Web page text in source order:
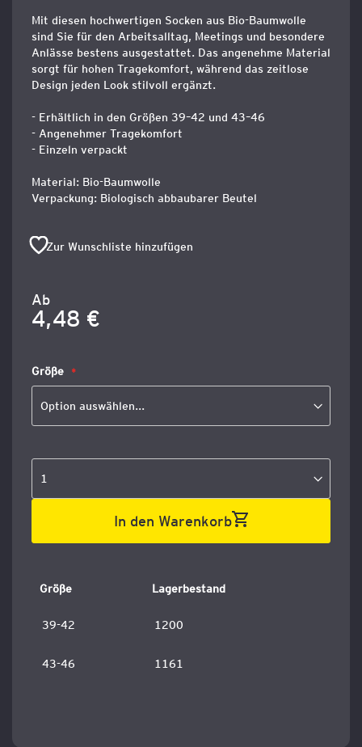
Mit diesen hochwertigen Socken aus Bio-Baumwolle
sind Sie für den Arbeitsalltag, Meetings und besondere
Anlässe bestens ausgestattet. Das angenehme Material
sorgt für hohen Tragekomfort, während das zeitlose
Design jeden Look stilvoll ergänzt.
- Erhältlich in den Größen 39–42 und 43–46
- Angenehmer Tragekomfort
- Einzeln verpackt
Material: Bio-Baumwolle
Verpackung: Biologisch abbaubarer Beutel
Zur Wunschliste hinzufügen
Ab
4,48 €
Größe
In den Warenkorb
Größe Lagerbestand
39-42 1200
43-46 1161